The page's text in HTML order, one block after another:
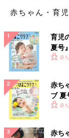
き中や、片づけ中
出し口も広めだ
ヨンを一度でざっ
子でも、ふたの開
ダイソーの「
ラフィット
赤ちゃん・育
育児
夏号
いっ
赤
赤ち
ブ 夏
く！
赤
赤ち